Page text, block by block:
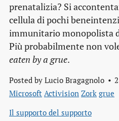
prenatalizia? Si
cellula di pochi
immunitario monopolista
Più probabilmente non
eaten by a grue.
Posted by Lucio Bragagnolo
Microsoft Activision Zork grue
Il supporto del supporto